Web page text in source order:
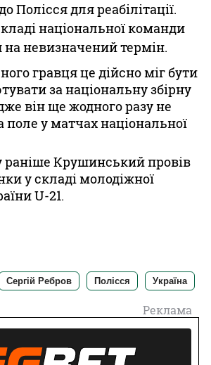
Полісся для реабілітації.
національної команди
на невизначений термін.
гравця це дійсно міг бути
за національну збірну
він ще жодного разу не
поле у матчах національної
Крушинський провів
у складі молодіжної
U-21.
Сергій Ребров Полісся Україна
Реклама